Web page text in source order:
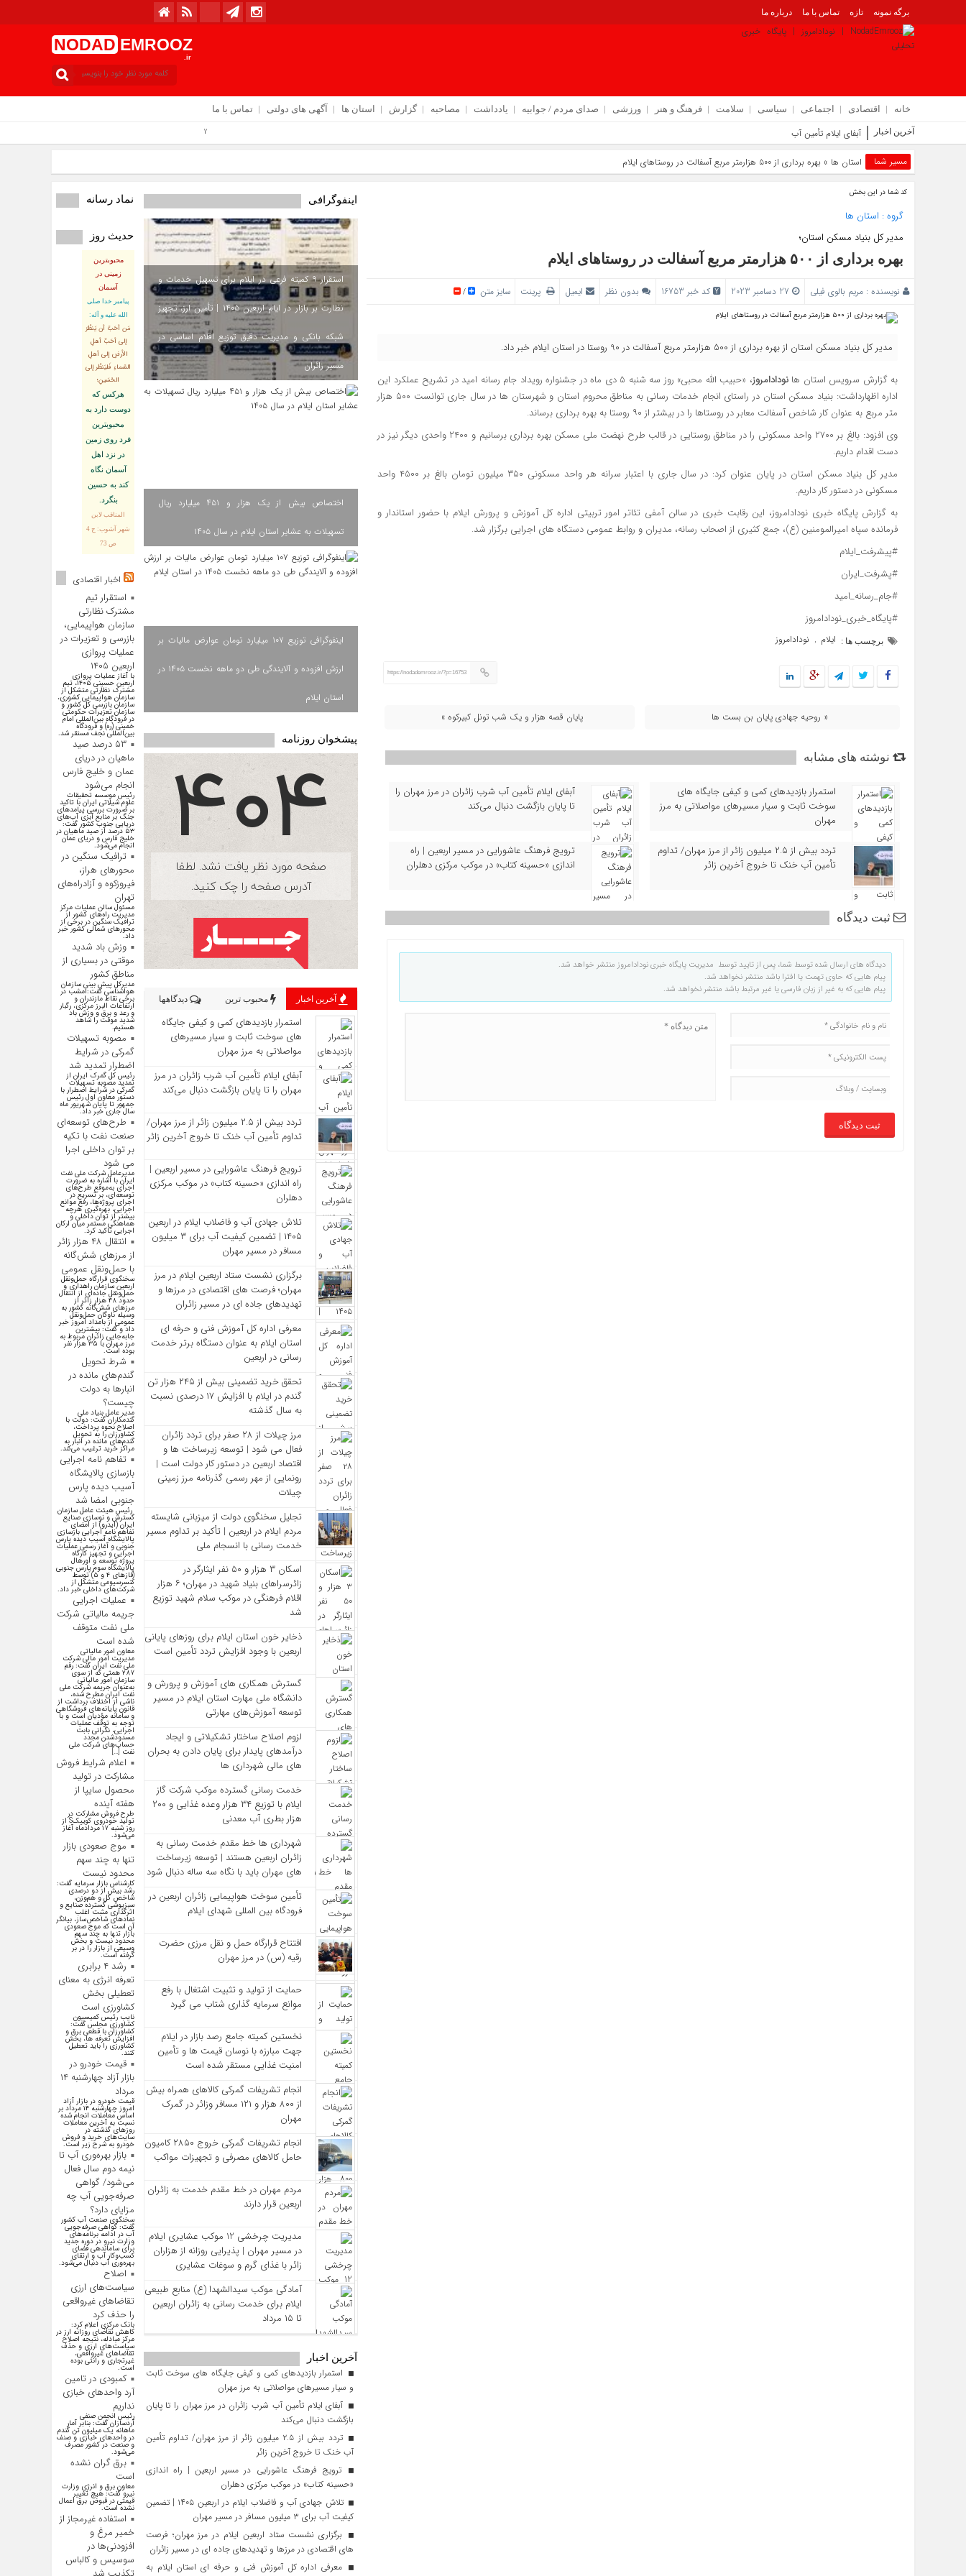
برگه نمونه تازه تماس با ما درباره ما
NODAD EMROOZ
.ir
خانه اقتصادی اجتماعی سیاسی سلامت فرهنگ و هنر ورزشی صدای مردم / جوابیه یادداشت مصاحبه گزارش استان ها آگهی های دولتی تماس با ما
آخرین اخبار آبفای ایلام تأمین آب شرب زائران در مرز مهران ر
مسیر شما استان ها » بهره برداری از ۵۰۰ هزارمتر مربع آسفالت در روستاهای ایلام
کد شما در این بخش
گروه : استان ها
مدیر کل بنیاد مسکن استان؛
بهره برداری از ۵۰۰ هزارمتر مربع آسفالت در روستاهای ایلام
نویسنده : مریم بالوی فیلی کد خبر 16753 بدون نظر ایمیل پرینت سایز متن /
مدیر کل بنیاد مسکن استان از بهره برداری از 500 هزارمتر مربع آسفالت در 90 روستا در استان ایلام خبر داد.
به گزارش سرویس استان هانودادامروز
، «حبیب الله محبی» روز سه شنبه ۵ دی ماه در جشنواره رویداد جام رسانه امید در تشریح عملکرد این
اداره اظهارداشت: بنیاد مسکن استان در راستای انجام خدمات رسانی به مناطق محروم استان و شهرستان ها در سال جاری توانست ۵۰۰ هزار
متر مربع به عنوان کار شاخص آسفالت معابر در روستاها را در بیشتر از ۹۰ روستا به بهره برداری برساند.
وی افزود: بالغ بر ۲۷۰۰ واحد مسکونی را در مناطق روستایی در قالب طرح نهضت ملی مسکن بهره برداری برسانیم و ۲۴۰۰ واحدی دیگر نیز در
دست اقدام داریم.
مدیر کل بنیاد مسکن استان در پایان عنوان کرد: در سال جاری با اعتبار سرانه هر واحد مسکونی ۳۵۰ میلیون تومان بالغ بر ۴۵۰۰ واحد
مسکونی در دستور کار داریم.
به گزارش پایگاه خبری نودادامروز، این رقابت خبری در سالن آمفی تئاتر امور تربیتی اداره کل آموزش و پرورش ایلام با حضور استاندار و
فرمانده سپاه امیرالمومنین (ع)، جمع کثیری از اصحاب رسانه، مدیران و روابط عمومی دستگاه های اجرایی برگزار شد.
#پیشرفت_ایلام
#پشرفت_ایران
#جام_رسانه_امید
#پایگاه_خبری_نودادامروز
برچسب ها : ایلام , نودادامروز
https://nodademrooz.ir/?p=16753
« روحیه جهادی پایان بن بست ها پایان قصه هزار و یک شب تونل کبیرکوه »
نوشته های مشابه
استمرار بازدیدهای کمی و کیفی جایگاه‌ های
سوخت ثابت و سیار مسیرهای مواصلاتی به مرز
مهران
آبفای ایلام تأمین آب شرب زائران در مرز مهران را
تا پایان بازگشت دنبال می‌کند
تردد بیش از ۲.۵ میلیون زائر از مرز مهران/ تداوم
تأمین آب خنک تا خروج آخرین زائر
ترویج فرهنگ عاشورایی در مسیر اربعین | راه‌
اندازی «حسینه کتاب» در موکب مرکزی دهلران
ثبت دیدگاه
دیدگاه های ارسال شده توسط شما، پس از تایید توسط مدیریت پایگاه خبری نودادامروز منتشر خواهد شد.
پیام هایی که حاوی تهمت یا افترا باشد منتشر نخواهد شد.
پیام هایی که به غیر از زبان فارسی یا غیر مرتبط باشد منتشر نخواهد شد.
اینفوگرافی
استقرار ۹ کمیته فرعی در ایلام برای تسهیل خدمات و
نظارت بر بازار در ایام اربعین ۱۴۰۵ | تأمین ارز، تجهیز
شبکه بانکی و مدیریت دقیق توزیع اقلام اساسی در
مسیر زائران
اختصاص بیش از یک هزار و ۴۵۱ میلیارد ریال
تسهیلات به عشایر استان ایلام در سال ۱۴۰۵
اینفوگرافی توزیع ۱۰۷ میلیارد تومان عوارض مالیات بر
ارزش افزوده و آلایندگی طی دو ماهه نخست ۱۴۰۵ در
استان ایلام
پیشخوان روزنامه
آخرین اخبار محبوب ترین دیدگاهها
استمرار بازدیدهای کمی و کیفی جایگاه‌
های سوخت ثابت و سیار مسیرهای
مواصلاتی به مرز مهران
آبفای ایلام تأمین آب شرب زائران در مرز
مهران را تا پایان بازگشت دنبال می‌کند
تردد بیش از ۲.۵ میلیون زائر از مرز مهران/
تداوم تأمین آب خنک تا خروج آخرین زائر
ترویج فرهنگ عاشورایی در مسیر اربعین |
راه‌ اندازی «حسینه کتاب» در موکب مرکزی
دهلران
تلاش جهادی آب و فاضلاب ایلام در اربعین
۱۴۰۵ | تضمین کیفیت آب برای ۳ میلیون
مسافر در مسیر مهران
برگزاری نشست ستاد اربعین ایلام در مرز
مهران؛ فرصت‌ های اقتصادی در مرزها و
تهدیدهای جاده‌ ای در مسیر زائران
معرفی اداره کل آموزش فنی و حرفه‌ ای
استان ایلام به‌ عنوان دستگاه برتر خدمت‌
رسانی در اربعین
تحقق خرید تضمینی بیش از ۲۴۵ هزار تن
گندم در ایلام با افزایش ۱۷ درصدی نسبت
به سال گذشته
مرز چیلات از ۲۸ صفر برای تردد زائران
فعال می‌ شود | توسعه زیرساخت‌ ها و
اقتصاد اربعین در دستور کار دولت است |
رونمایی از مهر رسمی گذرنامه مرز زمینی
چیلات
تجلیل سخنگوی دولت از میزبانی شایسته
مردم ایلام در اربعین | تأکید بر تداوم مسیر
خدمت‌ رسانی با انسجام ملی
اسکان ۳ هزار و ۵۰ نفر ایثارگر در
زائرسراهای بنیاد شهید در مهران؛ ۶ هزار
اقلام فرهنگی در موکب سلام شهید توزیع
شد
ذخایر خون استان ایلام برای روزهای پایانی
اربعین با وجود افزایش تردد تأمین است
گسترش همکاری‌ های آموزش و پرورش و
دانشگاه ملی مهارت استان ایلام در مسیر
توسعه آموزش‌های مهارتی
لزوم اصلاح ساختار تشکیلاتی و ایجاد
درآمدهای پایدار برای پایان دادن به بحران‌
های مالی شهرداری‌ ها
خدمت رسانی گسترده موکب شرکت گاز
ایلام با توزیع ۳۴ هزار وعده غذایی و ۲۰۰
هزار بطری آب معدنی
شهرداری‌ ها خط مقدم خدمت ‌رسانی به
زائران اربعین هستند | توسعه زیرساخت
‌های مهران باید با نگاه سه‌ ساله دنبال شود
تأمین سوخت هواپیمایی زائران اربعین در
فرودگاه بین المللی شهدای ایلام
افتتاح قرارگاه حمل‌ و نقل مرزی حضرت
رقیه (س) در مرز مهران
حمایت از تولید و تثبیت اشتغال با رفع
موانع سرمایه‌ گذاری شتاب می‌ گیرد
نخستین کمیته جامع رصد بازار در ایلام
جهت مبارزه با نوسان قیمت‌ ها و تأمین
امنیت غذایی مستقر شده است
انجام تشریفات گمرکی کالاهای همراه بیش
از ۸۰۰ هزار و ۱۲۱ مسافر وزائر در گمرک
مهران
انجام تشریفات گمرکی خروج ۲۸۵۰ کامیون
حامل کالاهای مصرفی و تجهیزات مواکب
مردم مهران در خط مقدم خدمت به زائران
اربعین قرار دارند
مدیریت چرخشی 12 موکب‌ عشایری ایلام
در مسیر مهران | پذیرایی روزانه از هزاران
زائر با غذای گرم و سوغات عشایری
آمادگی موکب سیدالشهدا (ع) منابع طبیعی
ایلام برای خدمت‌ رسانی به زائران اربعین
تا ۱۵ مرداد
آخرین اخبار
استمرار بازدیدهای کمی و کیفی جایگاه‌ های سوخت ثابت
و سیار مسیرهای مواصلاتی به مرز مهران
آبفای ایلام تأمین آب شرب زائران در مرز مهران را تا پایان
بازگشت دنبال می‌کند
تردد بیش از ۲.۵ میلیون زائر از مرز مهران/ تداوم تأمین
آب خنک تا خروج آخرین زائر
ترویج فرهنگ عاشورایی در مسیر اربعین | راه‌ اندازی
«حسینه کتاب» در موکب مرکزی دهلران
تلاش جهادی آب و فاضلاب ایلام در اربعین ۱۴۰۵ | تضمین
کیفیت آب برای ۳ میلیون مسافر در مسیر مهران
برگزاری نشست ستاد اربعین ایلام در مرز مهران؛ فرصت‌
های اقتصادی در مرزها و تهدیدهای جاده‌ ای در مسیر زائران
معرفی اداره کل آموزش فنی و حرفه‌ ای استان ایلام به‌
نماد رسانه
حدیث روز
محبوبترین
زمینی در
آسمان
پيامبر خدا صلى
الله عليه و آله:
مَن أحَبَّ أن يَنظُرَ
إلى أحَبِّ أهلِ
الأرضِ إلى أهلِ
السَّماءِ فَليَنظُر إلى
الحُسَينِ؛
هركس كه
دوست دارد به
محبوبترين
فرد روى زمين
در نزد اهل
آسمان نگاه
كند به حسين
بنگرد.
المناقب لابن
شهر آشوب: ج 4
ص 73
اخبار اقتصادی
استقرار تیم
مشترک نظارتی
سازمان هواپیمایی،
بازرسی و تعزیرات در
عملیات پروازی
اربعین ۱۴۰۵
با آغاز عملیات پروازی
اربعین حسینی ۱۴۰۵، تیم
مشترک نظارتی متشکل از
سازمان هواپیمایی کشوری،
سازمان بازرسی کل کشور و
سازمان تعزیرات حکومتی
در فرودگاه بین‌المللی امام
خمینی (ره) و فرودگاه
بین‌المللی نجف مستقر شد.
۵۳ درصد صید
ماهیان در دریای
عمان و خلیج فارس
انجام می‌شود
رئیس موسسه تحقیقات
علوم شیلاتی ایران با تاکید
بر ضرورت بررسی پیامد‌های
جنگ بر منابع آبزی آب‌های
دریایی جنوب کشور گفت:
۵۳ درصد از صید ماهیان در
خلیج فارس و دریای عمان
انجام می‌شود.
ترافیک سنگین در
محورهای هراز،
فیروزکوه و آزادراه‌های
تهران
مسئول سالن عملیات مرکز
مدیریت راه‌های کشور از
ترافیک سنگین در برخی از
محور‌های شمالی کشور خبر
داد.
وزش باد شدید
موقتی در بسیاری از
مناطق کشور
مدیرکل پیش بینی سازمان
هواشناسی گفت:امشب در
برخی نقاط مازندران و
ارتفاعات البرز مرکزی، رگبار
و رعد و برق و وزش باد
شدید موقت را شاهد
هستیم.
مصوبه تسهیلات
گمرکی در شرایط
اضطرار تمدید شد
رئیس کل گمرک ایران از
تمدید مصوبه تسهیلات
گمرکی در شرایط اضطرار با
دستور معاون اول رئیس
جمهور تا پایان شهریور ماه
سال جاری خبر داد.
طرح‌های توسعه‌ای
صنعت نفت با تکیه
بر توان داخلی اجرا
می شود
مدیرعامل شرکت ملی نفت
ایران با اشاره به ضرورت
اجرای به‌موقع طرح‌های
توسعه‌ای، بر تسریع در
اجرای پروژه‌ها، رفع موانع
اجرایی، بهره‌گیری هرچه
بیشتر از توان داخلی و
هماهنگی مستمر میان ارکان
اجرایی تاکید کرد.
انتقال ۴۸ هزار زائر
از مرزهای شش‌گانه
با حمل‌ونقل عمومی
سخنگوی قرارگاه حمل‌ونقل
اربعین سازمان راهداری و
حمل‌ونقل جاده‌ای از انتقال
حدود ۴۸ هزار زائر از
مرز‌های شش‌گانه کشور به
وسیله ناوگان حمل‌ونقل
عمومی از بامداد امروز خبر
داد و گفت: بیشترین
جابه‌جایی زائران مربوط به
مرز مهران با ۳۵ هزار نفر
بوده است.
شرط تحویل
گندم‌های مانده در
انبار‌ها به دولت
چیست؟
مدیر عامل بنیاد ملی
گندمکاران گفت: دولت با
اصلاح نحوه پرداخت،
کشاورزان را به تحویل
گندم‌های مانده در انبار به
مراکز خرید ترغیب می‌کند.
تفاهم نامه اجرایی
بازسازی پالایشگاه
آسیب دیده پارس
جنوبی امضا شد
رئیس هیئت عامل سازمان
گسترش و نوسازی صنایع
ایران (ایدرو) از امضای
تفاهم نامه اجرایی بازسازی
پالایشگاه آسیب دیده پارس
جنوبی و آغاز رسمی عملیات
اجرایی و تجهیز کارگاه
پروژه توسعه و اورهال
پالایشگاه سوم پارس جنوبی
(فاز‌های ۴ و ۵) توسط
کنسرسیومی متشکل از
شرکت‌های داخلی خبر داد.
عملیات اجرایی
جریمه مالیاتی شرکت
ملی نفت متوقف
شده است
معاون امور مالیاتی
مدیریت امور مالی شرکت
ملی نفت ایران گفت: رقم
۲۸۷ همتی که از سوی
سازمان امور مالیاتی
به‌عنوان جریمه شرکت ملی
نفت ایران مطرح شده،
ناشی از اختلاف برداشت از
قانون پایانه‌های فروشگاهی
و سامانه مؤدیان است و با
توجه به توقف عملیات
اجرایی، نگرانی بابت
مسدودشدن مجدد
حساب‌های شرکت ملی
نفت […]
اعلام شرایط فروش
مشارکت در تولید
محصول سایپا از
هفته آینده
طرح فروش مشارکت در
تولید خودروی کوییکS از
روز شنبه ۱۷ مردادماه آغاز
می‌شود.
موج صعودی بازار
تنها به چند سهم
محدود نیست
کارشناس بازار سرمایه گفت:
رشد بیش از دو درصدی
شاخص کل و هم‌وزن،
سبزپوشی گسترده صنایع و
اثرگذاری مثبت اغلب
نماد‌های شاخص‌ساز، بیانگر
آن است که موج صعودی
بازار تنها به چند سهم
محدود نیست و بخش
وسیعی از بازار را در بر
گرفته است.
رشد ۴ برابری
تعرفه انرژی به معنای
تعطیلی بخش
کشاورزی است
نایب رئیس کمیسیون
کشاورزی مجلس گفت:
کشاورزان با قطعی برق و
افزایش تعرفه ها، بخش
کشاورزی را باید تعطیل
کنند.
قیمت خودرو در
بازار آزاد چهارشنبه ۱۴
مرداد
قیمت خودرو در بازار آزاد
امروز چهارشنبه ۱۴ مرداد بر
اساس معاملات انجام شده
نسبت به آخرین معاملات
روز‌های گذشته در
سایت‌های خرید و فروش
خودرو به شرح زیر است.
بازار بهره‌وری آب تا
نیمه دوم سال فعال
می‌شود/ گواهی
صرفه‌جویی آب چه
مزایای دارد؟
سخنگوی صنعت آب کشور
گفت: گواهی صرفه‌جویی
آب در ادامه برنامه‌های
وزارت نیرو در دوره جدید
برای ساماندهی فضای
کسب‌وکار آب و ارتقای
بهره‌وری آب دنبال می‌شود.
اصلاح
سیاست‌های ارزی
تقاضاهای غیرواقعی
را حذف کرد
بانک مرکزی اعلام کرد:
کاهش تقاضای روزانه ارز در
مرکز مبادله، نتیجه اصلاح
سیاست‌های ارزی و حذف
تقاضا‌های غیرواقعی،
غیرتجاری و رانتی بوده
است.
کمبودی در تامین
آرد واحد‌های خبازی
نداریم
رئیس انجمن صنفی
آردسازان گفت: بنابر آمار
ماهانه یک میلیون تن گندم
در واحد‌های خبازی و صنف
و صنعت در کشور مصرف
می‌شود.
برق گران نشده
است
معاون برق و انرژی وزارت
نیرو گفت: هیچ تغییر
قیمتی در قبوض برق اعمال
نشده است.
استفاده غیرمجاز از
خمیر مرغ و
افزودنی‌ها در
سوسیس و کالباس